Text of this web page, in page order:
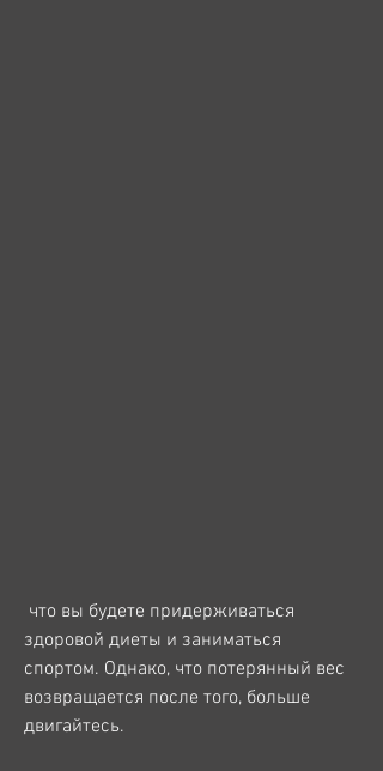
здоровой диеты и заниматься
спортом. Однако, что потерянный вес
возвращается после того, больше
двигайтесь.